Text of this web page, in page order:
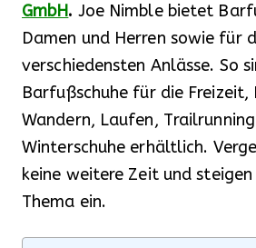
GmbH. Joe Nimble bietet
Damen und Herren sowie für
verschiedensten Anlässe. So
Barfußschuhe für die Freizeit,
Wandern, Laufen,
Winterschuhe erhältlich.
keine weitere Zeit und
Thema ein.